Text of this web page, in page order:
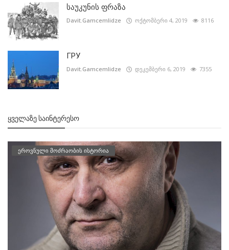
საუკუნის ფრაზა
Davit.Gamcemlidze ოქტომბერი 4, 2019 8116
ГРУ
Davit.Gamcemlidze დეკემბერი 6, 2019 7355
ᲧᲕᲔᲚᲐᲖᲔ ᲡᲐᲘᲜᲢᲔᲠᲔᲡᲝ
ეროვნული მოძრაობის ისტორია